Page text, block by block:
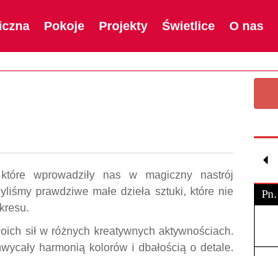
Pokoje Projekty Świetlice O nas
wprowadziły nas w magiczny nastrój
prawdziwe małe dzieła sztuki, które nie
sił w różnych kreatywnych aktywnościach.
harmonią kolorów i dbałością o detale.
Pn.